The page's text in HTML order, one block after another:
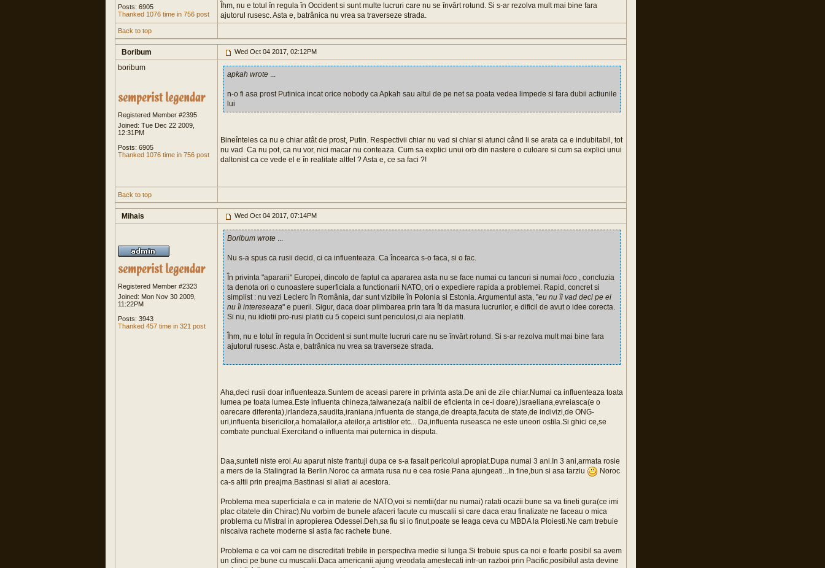
Posts: 6905
Thanked 1076 time in 756 post
Îhm, nu e totul în regula în Occident si sunt multe lucruri care nu se învârt rotund. Si s-ar rezolva mult mai bine fara
ajutorul rusesc. Asta e, batrânica nu vrea sa traverseze strada.
Back to top
Boribum Wed Oct 04 2017, 02:12PM
boribum
Registered Member #2395
Joined: Tue Dec 22 2009,
12:31PM
Posts: 6905
Thanked 1076 time in 756 post
apkah wrote ...
n-o fi asa prost Putinica incat orice nobody ca Apkah sau altul de pe net sa poata vedea limpede si fara dubii actiunile
lui
Bineînteles ca nu e chiar atât de prost, Putin. Respectivii chiar nu vad si chiar si atunci când li se arata ca e indubitabil, tot
nu vad. Ca nu pot, ca nu vor, nici macar nu conteaza. Cum sa explici unui orb din nastere o culoare si cum sa explici unui
daltonist ca ce vede el e în realitate altfel ? Asta e, ce sa faci ?!
Back to top
Mihais Wed Oct 04 2017, 07:14PM
Registered Member #2323
Joined: Mon Nov 30 2009,
11:22PM
Posts: 3943
Thanked 457 time in 321 post
Boribum wrote ...
Nu s-a spus ca rusii decid, ci ca influenteaza. Ca încearca s-o faca, si o fac.
În privinta "apararii" Europei, dincolo de faptul ca apararea asta nu se face numai cu tancuri si numai loco , concluzia
ta denota ori o cunoastere superficiala a functionarii NATO, ori o expediere rapida a problemei. Rapid, concret si
simplist : nu vezi Leclerc în România, dar sunt vizibile în Polonia si Estonia. Argumentul asta, "eu nu îi vad deci pe ei
nu îi intereseaza" e pueril. Sigur, daca doar plimbarea prin tara îti da masura lucrurilor, e dificil de avut o idee corecta.
Si nu, nu idiotii pro-rusi platiti cu 5 copeici sunt periculosi,ci aia neplatiti.
Îhm, nu e totul în regula în Occident si sunt multe lucruri care nu se învârt rotund. Si s-ar rezolva mult mai bine fara
ajutorul rusesc. Asta e, batrânica nu vrea sa traverseze strada.
Aha,deci rusii doar influenteaza.Suntem de aceasi parere in privinta asta.De ani de zile chiar.Numai ca influenteaza toata
lumea pe toata lumea.Este influenta chineza,taiwaneza(a naibii de eficienta in ce-i doare),israeliana,evreiasca(e o
oarecare diferenta),irlandeza,saudita,iraniana,influenta de stanga,de dreapta,facuta de state,de indivizi,de ONG-
uri,influenta bisericilor,a homalailor,a ateilor,a artistilor etc... Da,influenta ruseasca ne este uneori ostila.Si ghici ce,se
combate punctual.Exercitand o influenta mai puternica in disputa.
Daa,sunteti niste eroi.Au aparut niste frantuji dupa ce s-a fasait pericolul apropiat.Dupa numai 3 ani.In 3 ani,armata rosie
a mers de la Stalingrad la Berlin.Noroc ca armata rusa nu e cea rosie.Pana ajungeati...In fine,bun si asa tarziu
Noroc
ca-s altii prin preajma.Bastinasi si aliati ai acestora.
Problema mea superficiala e ca in materie de NATO,voi si nemtii(dar nu numai) ratati ocazii bune sa va tineti gura(ce imi
plac citatele din Chirac).Nu vorbim de bunele afaceri facute cu muscalii si care daca erau finalizate ne faceau o mica
problema cu Mistral in apropierea Odessei.Deh,sa fiu si io finut,poate se leaga ceva cu MBDA la Ploiesti.Ne cam trebuie
niscaiva rachete moderne si astia fac rachete bune.
Problema e ca voi cam ne discreditati trebile in perspectiva medie si lunga.Si trebuie spus ca noi e foarte posibil sa avem
un clinci pe bune cu muscalii.Daca americanii ajung vreodata amestecati intr-un razboi prin Pacific,posibilul asta devine